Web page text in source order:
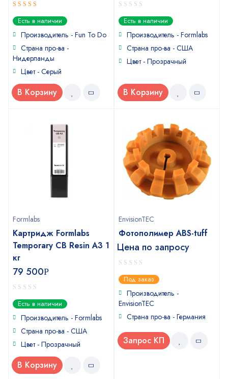
4.75out
of 5
Есть в наличии
Производитель - Fun To Do
Страна про-ва -
Нидерланды
Цвет - Серый
В Корзину
0
out
of
Есть в наличии
Производитель - Formlabs
Страна про-ва - США
Цвет - Прозрачный
В Корзину
Formlabs
Картридж Formlabs
Temporary CB Resin А3 1
кг
79 500Р
0
out
of
Есть в наличии
Производитель - Formlabs
Страна про-ва - США
Цвет - Прозрачный
В Корзину
EnvisionTEC
Фотополимер ABS-tuff
Цена по запросу
0
out
of
5
Под заказ
Производитель -
EnvisionTEC
Страна про-ва - Германия
Запрос КП